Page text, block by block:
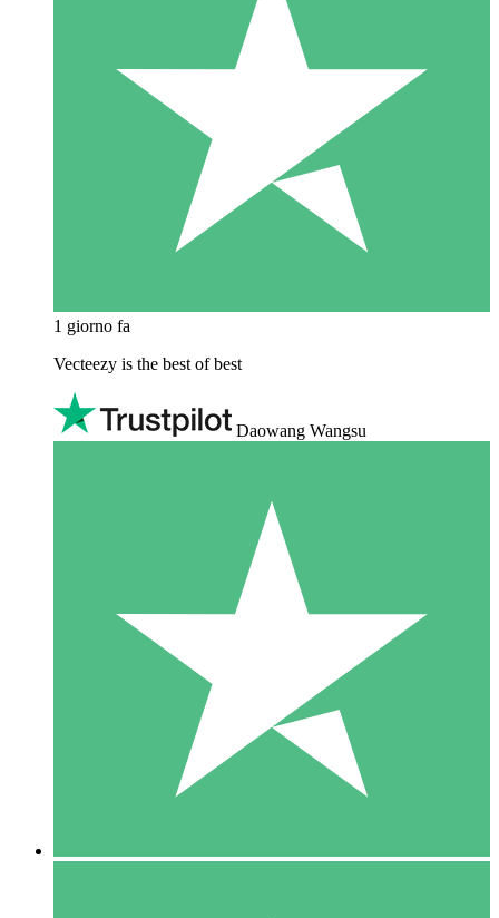
1 giorno fa
Vecteezy is the best of best
Daowang Wangsu